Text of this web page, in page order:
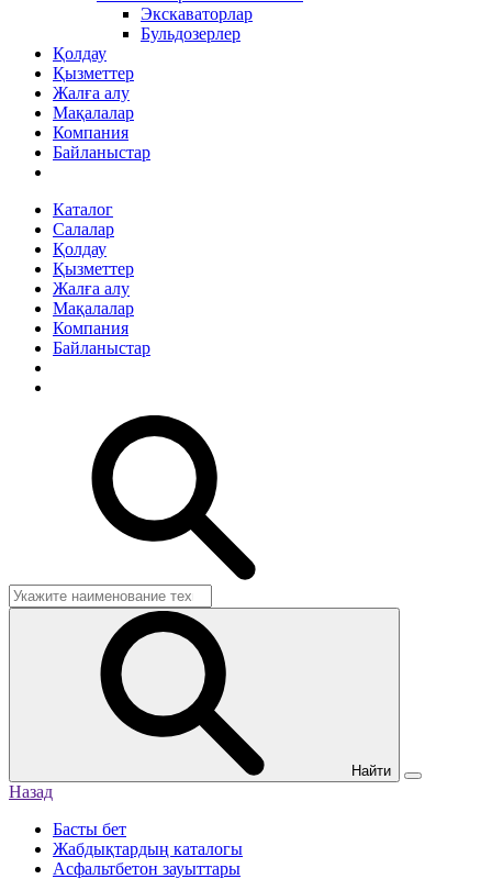
Экскаваторлар
Бульдозерлер
Қолдау
Қызметтер
Жалға алу
Мақалалар
Компания
Байланыстар
Каталог
Салалар
Қолдау
Қызметтер
Жалға алу
Мақалалар
Компания
Байланыстар
Найти
Назад
Басты бет
Жабдықтардың каталогы
Асфальтбетон зауыттары